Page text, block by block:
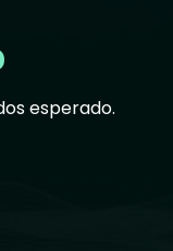
esperado.